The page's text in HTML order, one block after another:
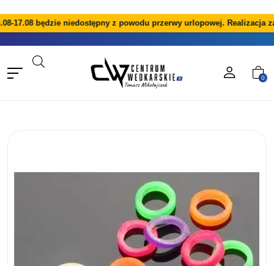
17.08 będzie niedostępny z powodu przerwy urlopowej. Realizacja
0